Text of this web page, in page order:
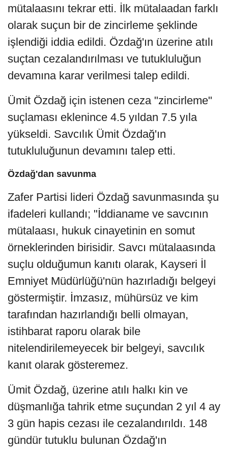
mütalaasını tekrar etti. İlk mütalaadan farklı
olarak suçun bir de zincirleme şeklinde
işlendiği iddia edildi. Özdağ'ın üzerine atılı
suçtan cezalandırılması ve tutukluluğun
devamına karar verilmesi talep edildi.
Ümit Özdağ için istenen ceza "zincirleme"
suçlaması eklenince 4.5 yıldan 7.5 yıla
yükseldi. Savcılık Ümit Özdağ'ın
tutukluluğunun devamını talep etti.
Özdağ'dan savunma
Zafer Partisi lideri Özdağ savunmasında şu
ifadeleri kullandı; "İddianame ve savcının
mütalaası, hukuk cinayetinin en somut
örneklerinden birisidir. Savcı mütalaasında
suçlu olduğumun kanıtı olarak, Kayseri İl
Emniyet Müdürlüğü'nün hazırladığı belgeyi
göstermiştir. İmzasız, mühürsüz ve kim
tarafından hazırlandığı belli olmayan,
istihbarat raporu olarak bile
nitelendirilemeyecek bir belgeyi, savcılık
kanıt olarak gösteremez.
Ümit Özdağ, üzerine atılı halkı kin ve
düşmanlığa tahrik etme suçundan 2 yıl 4 ay
3 gün hapis cezası ile cezalandırıldı. 148
gündür tutuklu bulunan Özdağ'ın